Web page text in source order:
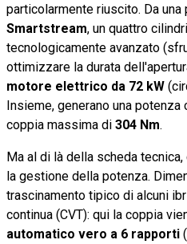
particolarmente riuscito. Da
Smartstream, un quattro
tecnologicamente avanzato
ottimizzare la durata
motore elettrico da 72 kW
Insieme, generano una potenza
coppia massima di 304 Nm.
Ma al di là della scheda
la gestione della potenza.
trascinamento tipico di alcuni
continua (CVT): qui la coppia
automatico vero a 6 rapporti